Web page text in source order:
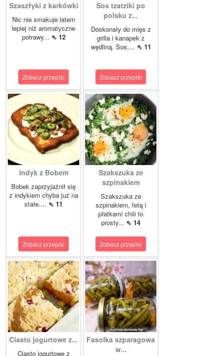
Szaszłyki z karkówki
Nic nie smakuje latem
lepiej niż aromatyczne
potrawy... ⇖ 12
Zobacz przepis!
Sos tzatziki po
polsku z...
Doskonały do mięs z
grilla i kanapek z
wędliną. Sos,... ⇖ 11
Zobacz przepis!
Indyk z Bobem
Bobek zaprzyjaźnił się
z indykiem chyba już na
stałe.... ⇖ 11
Zobacz przepis!
Szakszuka ze
szpinakiem
Szakszuka ze
szpinakiem, fetą i
płatkami chili to
prosty... ⇖ 14
Zobacz przepis!
Ciasto jogurtowe z...
Ciasto jogurtowe z
Fasolka szparagowa
w...